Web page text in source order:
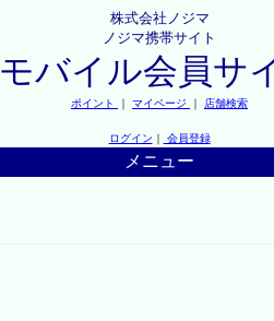
株式会社ノジマ
ノジマ携帯サイト
モバイル会員サ
ポイント ｜ マイページ ｜ 店舗検索
ログイン ｜ 会員登録
メニュー